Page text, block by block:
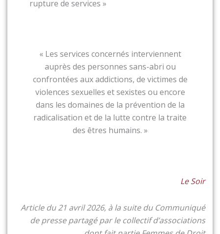
rupture de services »
« Les services concernés interviennent
auprès des personnes sans-abri ou
confrontées aux addictions, de victimes de
violences sexuelles et sexistes ou encore
dans les domaines de la prévention de la
radicalisation et de la lutte contre la traite
des êtres humains. »
Le Soir
Article du 21 avril 2026, à la suite du Communiqué
de presse partagé par le collectif d’associations